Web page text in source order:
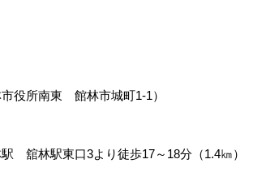
役所南東 館林市城町1‐1）
舘林駅東口3より徒歩17～18分（1.4㎞）